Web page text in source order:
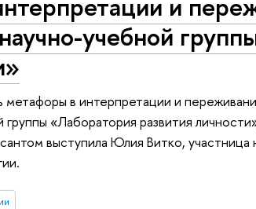
учебной
в интерпретации и
«Лаборатория развития
выступила Юлия Витко,